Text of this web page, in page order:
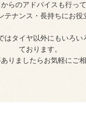
らのアドバイスも行っ
テナンス・長持ちにお役
はタイヤ以外にもいろい
ております。
りましたらお気軽にご相